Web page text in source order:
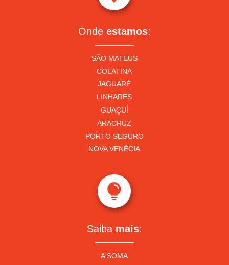
Onde estamos:
SÃO MATEUS
COLATINA
JAGUARÉ
LINHARES
GUAÇUÍ
ARACRUZ
PORTO SEGURO
NOVA VENÉCIA

Saiba mais:
A SOMA